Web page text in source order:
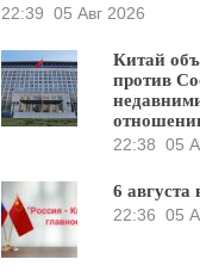
22:39 05 Авг 2026
Китай
против
22:38 05
6 августа
22:36 05